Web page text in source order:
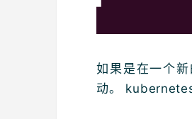
如果是在一个
动。